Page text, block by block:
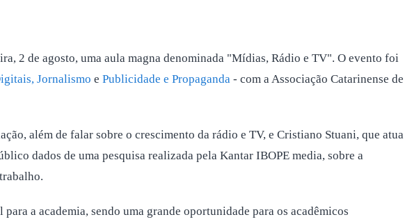
2 de agosto, uma aula magna denominada "Mídias, Rádio e TV". O evento foi
Jornalismo e Publicidade e Propaganda - com a Associação Catarinense de
além de falar sobre o crescimento da rádio e TV, e Cristiano Stuani, que atua
dados de uma pesquisa realizada pela Kantar IBOPE media, sobre a
a academia, sendo uma grande oportunidade para os acadêmicos